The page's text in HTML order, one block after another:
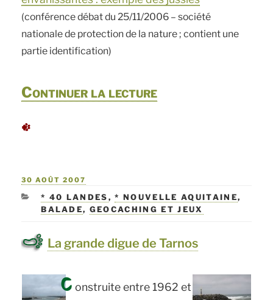
(conférence débat du 25/11/2006 – société
nationale de protection de la nature ; contient une
partie identification)
Continuer la lecturede
PUBLIÉ
30 AOÛT 2007
CATÉGORIES
* 40 LANDES ,* NOUVELLE AQUITAINE,
BALADE, GEOCACHING ET JEUX
La grande digue de Tarnos
C onstruite entre 1962 et